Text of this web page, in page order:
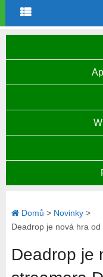
Domů > Novinky>
Deadrop je nová hra
Deadrop je